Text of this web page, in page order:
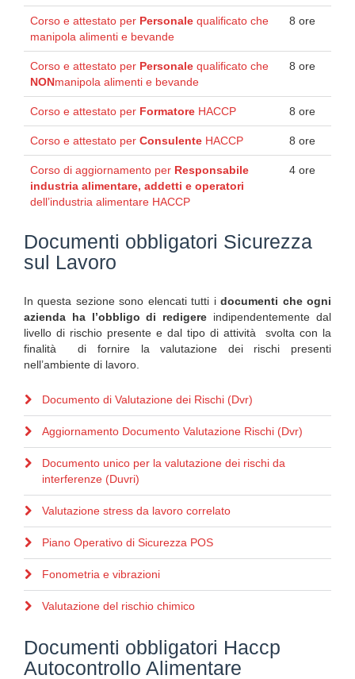
Corso e attestato per Personale qualificato che
manipola alimenti e bevande
8 ore
Corso e attestato per Personale qualificato che
NONmanipola alimenti e bevande
8 ore
Corso e attestato per Formatore HACCP 8 ore
Corso e attestato per Consulente HACCP 8 ore
Corso di aggiornamento per Responsabile
industria alimentare, addetti e operatori
dell’industria alimentare HACCP
4 ore
Documenti obbligatori Sicurezza
sul Lavoro
In questa sezione sono elencati tutti idocumenti che ogni
azienda ha l’obbligo di redigere indipendentemente dal
livello di rischio presente e dal tipo di attività svolta con la
finalità di fornire la valutazione dei rischi presenti
nell’ambiente di lavoro.
Documento di Valutazione dei Rischi (Dvr)
Aggiornamento Documento Valutazione Rischi (Dvr)
Documento unico per la valutazione dei rischi da
interferenze (Duvri)
Valutazione stress da lavoro correlato
Piano Operativo di Sicurezza POS
Fonometria e vibrazioni
Valutazione del rischio chimico
Documenti obbligatori Haccp
Autocontrollo Alimentare